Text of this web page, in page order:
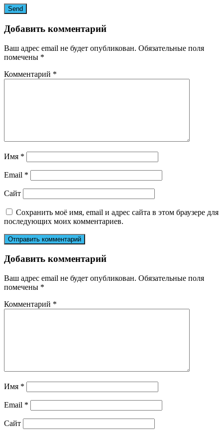
Добавить комментарий
Ваш адрес email не будет опубликован. Обязательные поля
помечены *
Комментарий *
Имя *
Email *
Сайт
Сохранить моё имя, email и адрес сайта в этом браузере для
последующих моих комментариев.
Добавить комментарий
Ваш адрес email не будет опубликован. Обязательные поля
помечены *
Комментарий *
Имя *
Email *
Сайт